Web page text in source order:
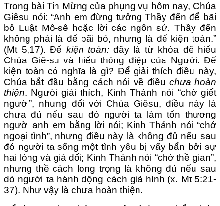
Trong bài Tin Mừng của phụng vụ hôm nay, Chúa
Giêsu nói: “Anh em đừng tưởng Thầy đến để bãi
bỏ Luật Mô-sê hoặc lời các ngôn sứ. Thầy đến
không phải là để bãi bỏ, nhưng là để kiện toàn.”
(Mt 5,17). Để kiện toàn: đây là từ khóa để hiểu
Chúa Giê-su và hiểu thông điệp của Người. Để
kiện toàn có nghĩa là gì? Để giải thích điều này,
Chúa bắt đầu bằng cách nói về điều chưa hoàn
thiện. Người giải thích, Kinh Thánh nói “chớ giết
người”, nhưng đối với Chúa Giêsu, điều này là
chưa đủ nếu sau đó người ta làm tổn thương
người anh em bằng lời nói; Kinh Thánh nói “chớ
ngoại tình”, nhưng điều này là không đủ nếu sau
đó người ta sống một tình yêu bị vấy bẩn bởi sự
hai lòng và giả dối; Kinh Thánh nói “chớ thề gian”,
nhưng thề cách long trọng là không đủ nếu sau
đó người ta hành động cách giả hình (x. Mt 5:21-
37). Như vậy là chưa hoàn thiện.